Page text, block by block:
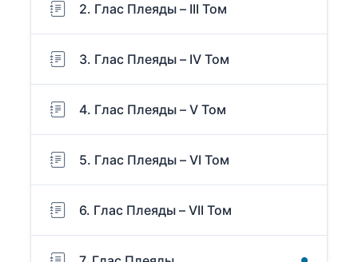
2. Глас Плеяды – III Том
3. Глас Плеяды – IV Том
4. Глас Плеяды – V Том
5. Глас Плеяды – VI Том
6. Глас Плеяды – VII Том